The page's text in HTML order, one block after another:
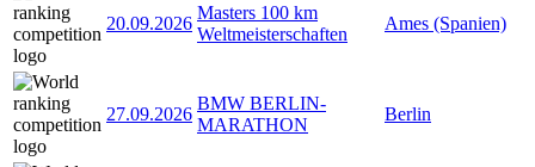
20.09.2026
Masters 100 km
Weltmeisterschaften
Ames (Spanien)
27.09.2026
BMW BERLIN-
MARATHON
Berlin